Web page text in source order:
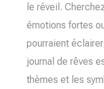
le réveil.
émotions fortes
pourraient
journal de rêves
thèmes et les